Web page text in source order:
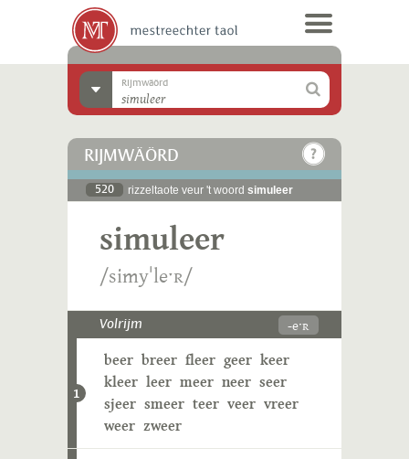
Rijmwäörd
RIJMWÄÖRD
520 rizzeltaote veur 't woord simuleer
simuleer
/simyˈleˑʀ/
Volrijm -eˑʀ
1
beer breer fleer geer keer
kleer leer meer neer seer
sjeer smeer teer veer vreer
weer zweer